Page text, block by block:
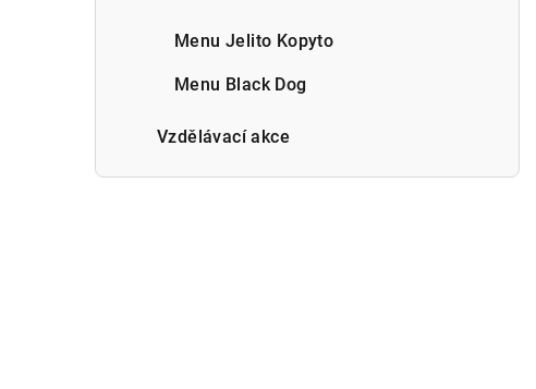
Menu Jelito Kopyto
Menu Black Dog
Vzdělávací akce